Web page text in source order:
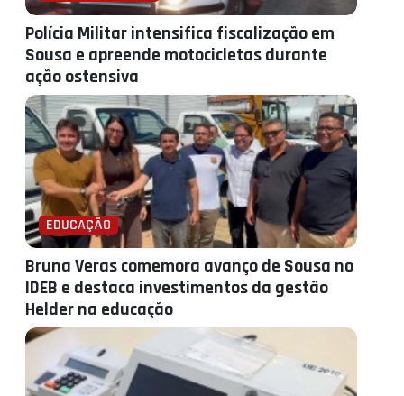
Polícia Militar intensifica fiscalização em
Sousa e apreende motocicletas durante
ação ostensiva
EDUCAÇÃO
Bruna Veras comemora avanço de Sousa no
IDEB e destaca investimentos da gestão
Helder na educação